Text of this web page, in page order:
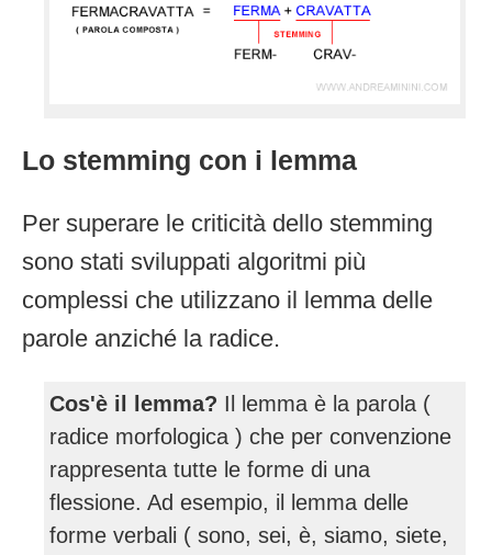
Lo stemming con i lemma
Per superare le criticità dello stemming
sono stati sviluppati algoritmi più
complessi che utilizzano il lemma delle
parole anziché la radice.
Cos'è il lemma? Il lemma è la parola (
radice morfologica ) che per convenzione
rappresenta tutte le forme di una
flessione. Ad esempio, il lemma delle
forme verbali ( sono, sei, è, siamo, siete,